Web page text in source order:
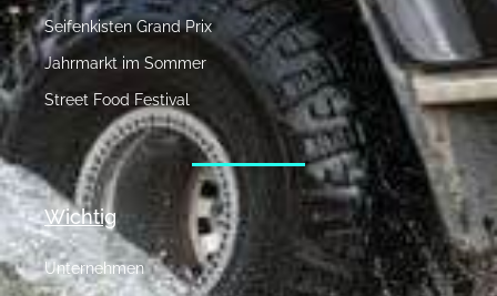
Seifenkisten Grand Prix
Jahrmarkt im Sommer
Street Food Festival
Wichtig
Unternehmen